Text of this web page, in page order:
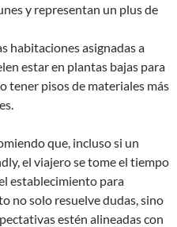
y representan un plus de
habitaciones asignadas a
estar en plantas bajas para
tener pisos de materiales más
que, incluso si un
el viajero se tome el tiempo
establecimiento para
no solo resuelve dudas, sino
estén alineadas con